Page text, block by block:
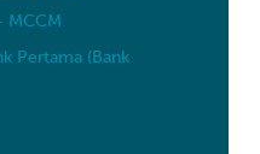
MCCM
Pertama (Bank